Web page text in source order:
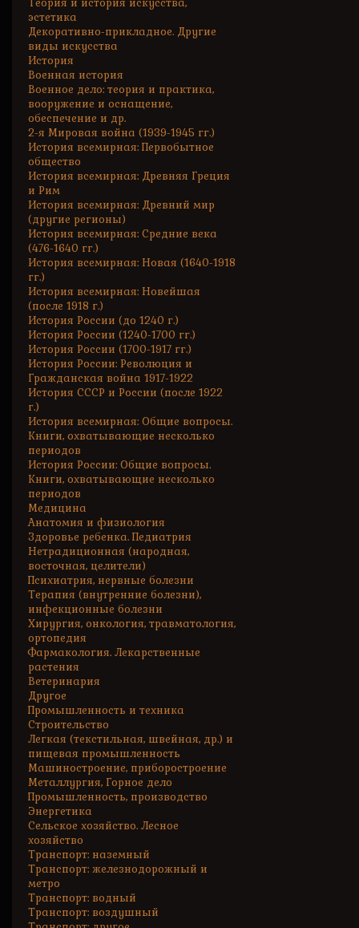
Теория и история искусства,
эстетика
Декоративно-прикладное. Другие
виды искусства
История
Военная история
Военное дело: теория и практика,
вооружение и оснащение,
обеспечение и др.
2-я Мировая война (1939-1945 гг.)
История всемирная: Первобытное
общество
История всемирная: Древняя Греция
и Рим
История всемирная: Древний мир
(другие регионы)
История всемирная: Средние века
(476-1640 гг.)
История всемирная: Новая (1640-1918
гг.)
История всемирная: Новейшая
(после 1918 г.)
История России (до 1240 г.)
История России (1240-1700 гг.)
История России (1700-1917 гг.)
История России: Революция и
Гражданская война 1917-1922
История СССР и России (после 1922
г.)
История всемирная: Общие вопросы.
Книги, охватывающие несколько
периодов
История России: Общие вопросы.
Книги, охватывающие несколько
периодов
Медицина
Анатомия и физиология
Здоровье ребенка. Педиатрия
Нетрадиционная (народная,
восточная, целители)
Психиатрия, нервные болезни
Терапия (внутренние болезни),
инфекционные болезни
Хирургия, онкология, травматология,
ортопедия
Фармакология. Лекарственные
растения
Ветеринария
Другое
Промышленность и техника
Строительство
Легкая (текстильная, швейная, др.) и
пищевая промышленность
Машиностроение, приборостроение
Металлургия, Горное дело
Промышленность, производство
Энергетика
Сельское хозяйство. Лесное
хозяйство
Транспорт: наземный
Транспорт: железнодорожный и
метро
Транспорт: водный
Транспорт: воздушный